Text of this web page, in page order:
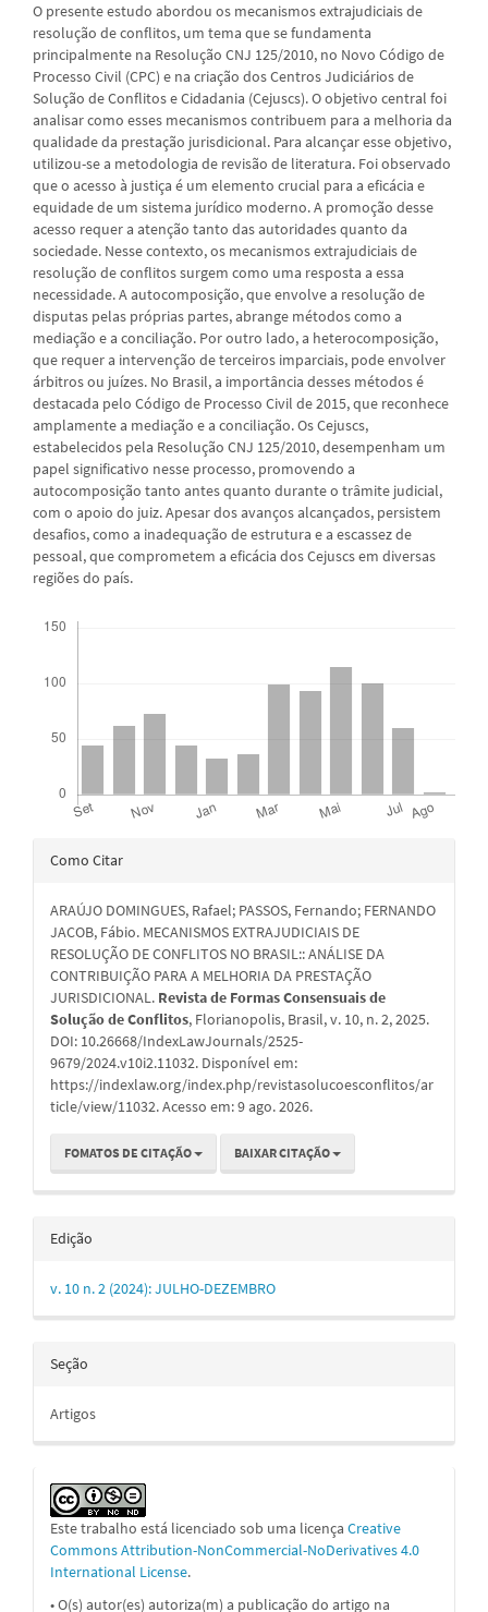
O presente estudo abordou os mecanismos extrajudiciais de
resolução de conflitos, um tema que se fundamenta
principalmente na Resolução CNJ 125/2010, no Novo Código de
Processo Civil (CPC) e na criação dos Centros Judiciários de
Solução de Conflitos e Cidadania (Cejuscs). O objetivo central foi
analisar como esses mecanismos contribuem para a melhoria da
qualidade da prestação jurisdicional. Para alcançar esse objetivo,
utilizou-se a metodologia de revisão de literatura. Foi observado
que o acesso à justiça é um elemento crucial para a eficácia e
equidade de um sistema jurídico moderno. A promoção desse
acesso requer a atenção tanto das autoridades quanto da
sociedade. Nesse contexto, os mecanismos extrajudiciais de
resolução de conflitos surgem como uma resposta a essa
necessidade. A autocomposição, que envolve a resolução de
disputas pelas próprias partes, abrange métodos como a
mediação e a conciliação. Por outro lado, a heterocomposição,
que requer a intervenção de terceiros imparciais, pode envolver
árbitros ou juízes. No Brasil, a importância desses métodos é
destacada pelo Código de Processo Civil de 2015, que reconhece
amplamente a mediação e a conciliação. Os Cejuscs,
estabelecidos pela Resolução CNJ 125/2010, desempenham um
papel significativo nesse processo, promovendo a
autocomposição tanto antes quanto durante o trâmite judicial,
com o apoio do juiz. Apesar dos avanços alcançados, persistem
desafios, como a inadequação de estrutura e a escassez de
pessoal, que comprometem a eficácia dos Cejuscs em diversas
regiões do país.
Detalhes
artigo
Como Citar
ARAÚJO DOMINGUES, Rafael; PASSOS, Fernando; FERNANDO
JACOB, Fábio. MECANISMOS EXTRAJUDICIAIS DE
RESOLUÇÃO DE CONFLITOS NO BRASIL:: ANÁLISE DA
CONTRIBUIÇÃO PARA A MELHORIA DA PRESTAÇÃO
JURISDICIONAL. Revista de Formas Consensuais de
Solução de Conflitos, Florianopolis, Brasil, v. 10, n. 2, 2025.
DOI: 10.26668/IndexLawJournals/2525-
9679/2024.v10i2.11032. Disponível em:
https://indexlaw.org/index.php/revistasolucoesconflitos/ar
ticle/view/11032. Acesso em: 9 ago. 2026.
FOMATOS DE CITAÇÃO BAIXAR CITAÇÃO
Edição
v. 10 n. 2 (2024): JULHO-DEZEMBRO
Seção
Artigos
Este trabalho está licenciado sob uma licença Creative
Commons Attribution-NonCommercial-NoDerivatives 4.0
International License.
• O(s) autor(es) autoriza(m) a publicação do artigo na